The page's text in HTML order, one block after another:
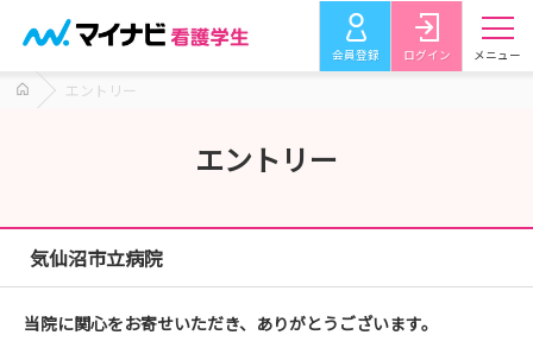
会員登録 ログイン メニュー
エントリー
エントリー
気仙沼市立病院
当院に関心をお寄せいただき、ありがとうございます。